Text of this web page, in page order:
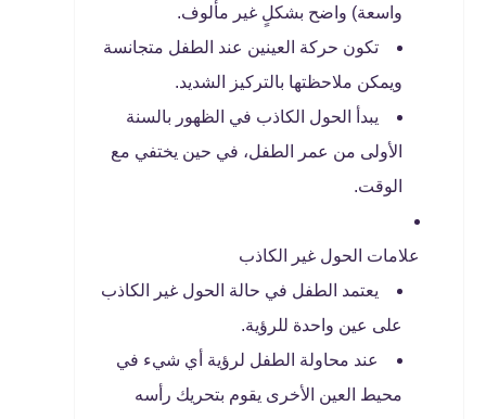
واسعة) واضح بشكلٍ غير مألوف.
تكون حركة العينين عند الطفل متجانسة
ويمكن ملاحظتها بالتركيز الشديد.
يبدأ الحول الكاذب في الظهور بالسنة
الأولى من عمر الطفل، في حين يختفي مع
الوقت.
علامات الحول غير الكاذب
يعتمد الطفل في حالة الحول غير الكاذب
على عين واحدة للرؤية.
عند محاولة الطفل لرؤية أي شيء في
محيط العين الأخرى يقوم بتحريك رأسه